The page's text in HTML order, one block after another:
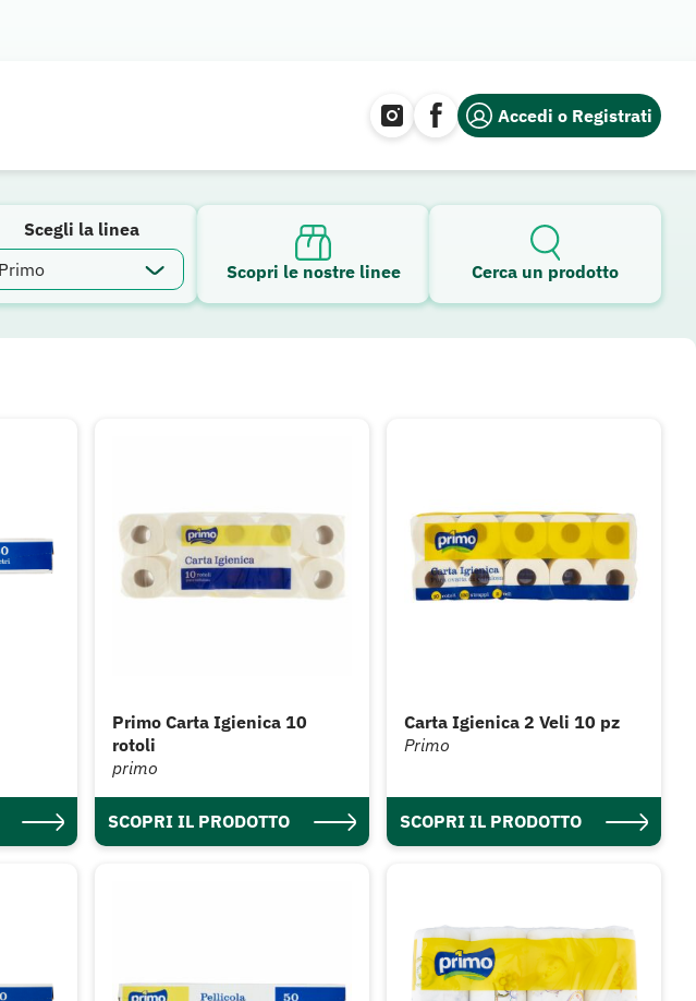
Accedi o Registrati
Scegli la linea
Scopri le nostre linee
Cerca un prodotto
Primo Carta Igienica 10
rotoli
primo
SCOPRI IL PRODOTTO
Carta Igienica 2 Veli 10 pz
Primo
SCOPRI IL PRODOTTO